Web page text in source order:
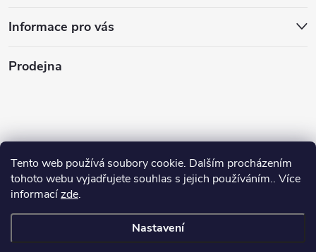
Tento web používá soubory cookie. Dalším procházením
tohoto webu vyjadřujete souhlas s jejich používáním.. Více
informacízde.
Nastavení
Informace pro vás
Prodejna